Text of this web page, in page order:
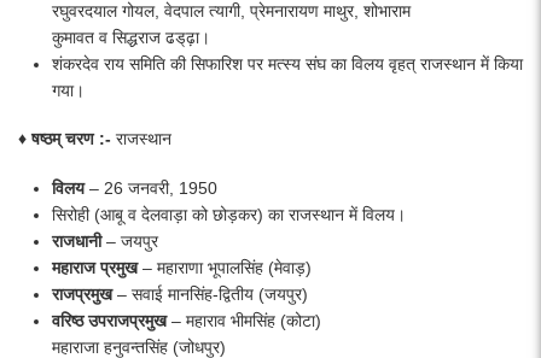
रघुवरदयाल गोयल, वेदपाल त्यागी, प्रेमनारायण माथुर, शोभाराम
कुमावत व सिद्धराज ढड्‌ढ़ा।
शंकरदेव राय समिति की सिफारिश पर मत्स्य संघ का विलय वृहत् राजस्थान में किया
गया।
♦ षष्ठम् चरण :- राजस्थान
विलय– 26 जनवरी, 1950
सिरोही (आबू व देलवाड़ा को छोड़कर) का राजस्थान में विलय।
राजधानी– जयपुर
महाराज प्रमुख – महाराणा भूपालसिंह (मेवाड़)
राजप्रमुख – सवाई मानसिंह-द्वितीय (जयपुर)
वरिष्ठ उपराजप्रमुख– महाराव भीमसिंह (कोटा)
महाराजा हनुवन्तसिंह (जोधपुर)